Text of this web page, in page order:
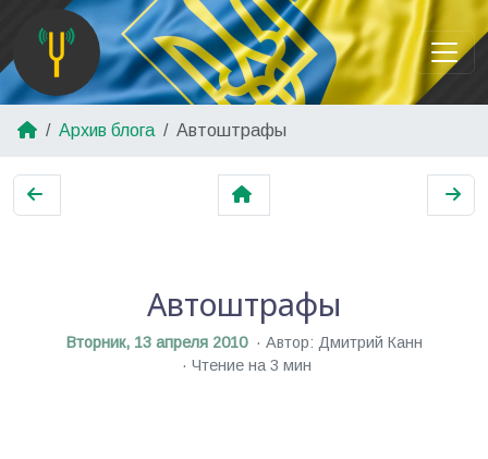
Архив блога Автоштрафы
Автоштрафы
Вторник, 13 апреля 2010
Автор: Дмитрий Канн
Чтение на 3 мин